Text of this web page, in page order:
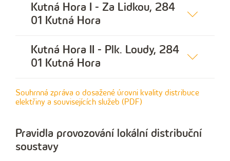
Kutná Hora I - Za Lidkou, 284
01 Kutná Hora
Kutná Hora II - Plk. Loudy, 284
01 Kutná Hora
Souhrnná zpráva o dosažené úrovni kvality distribuce
elektřiny a souvisejících služeb (PDF)
Pravidla provozování lokální distribuční
soustavy